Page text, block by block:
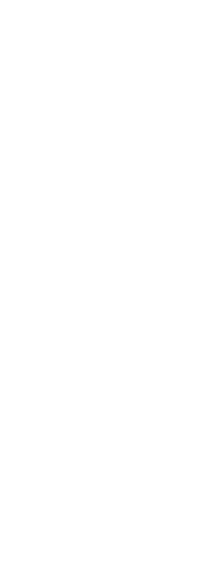
in
stärker als bei
sehr
und Menge des
und
(100–200 m²
im mittleren
mittelgroße Betriebe
im fünfstelligen
und
vollständig
ist der
Lagerbestände und